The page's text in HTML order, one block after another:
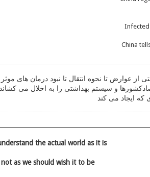
Infected
China
از عوارض تا نحوه انتقال تا نبود درمان
و سیستم بهداشتی را به اخلال می
ایجاد می کند
the actual world as it is
not as we should wish it to be